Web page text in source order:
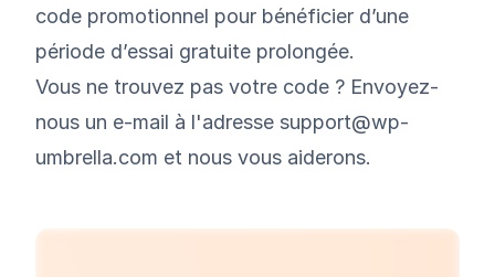
code promotionnel pour bénéficier d’une
période d’essai gratuite prolongée.
Vous ne trouvez pas votre code ? Envoyez-
nous un e-mail à l'adresse support@wp-
umbrella.com et nous vous aiderons.